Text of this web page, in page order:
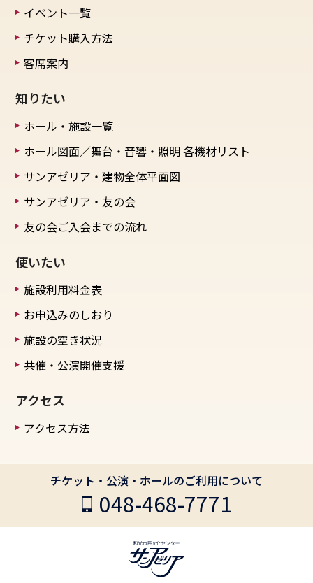
イベント一覧
チケット購入方法
客席案内
知りたい
ホール・施設一覧
ホール図面／舞台・音響・照明各機材リスト
サンアゼリア・建物全体平面図
サンアゼリア・友の会
友の会ご入会までの流れ
使いたい
施設利用料金表
お申込みのしおり
施設の空き状況
共催・公演開催支援
アクセス
アクセス方法
チケット・公演・ホールのご利用について
048-468-7771